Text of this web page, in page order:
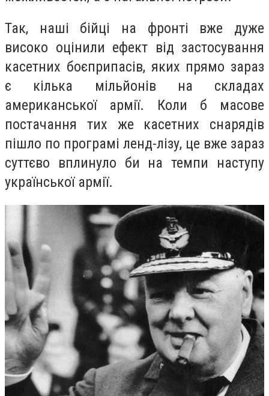
Так, наші бійці на фронті вже дуже
високо оцінили ефект від застосування
касетних боєприпасів, яких прямо зараз
є кілька мільйонів на складах
американської армії. Коли б масове
постачання тих же касетних снарядів
пішло по програмі ленд-лізу, це вже зараз
суттєво вплинуло би на темпи наступу
української армії.